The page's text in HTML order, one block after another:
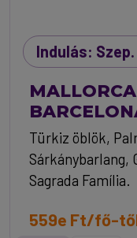
Indulás:
Türkiz öblök,
Sárkánybarlang,
Sagrada Família.
559e Ft/fő-